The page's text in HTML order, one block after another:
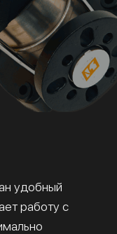
удобный
работу с